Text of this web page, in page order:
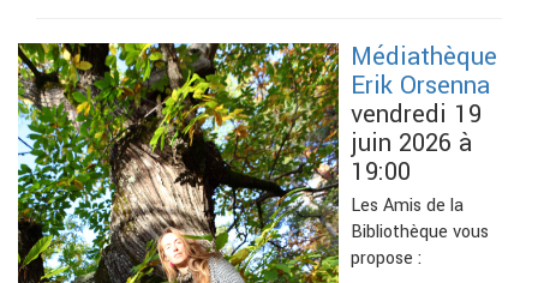
Médiathèque
Erik Orsenna
vendredi 19
juin 2026 à
19:00
Les Amis de la
Bibliothèque vous
propose :